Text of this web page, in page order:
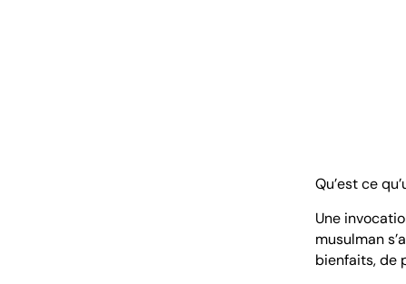
Qu’est ce
Une
musulman
bienfaits, de